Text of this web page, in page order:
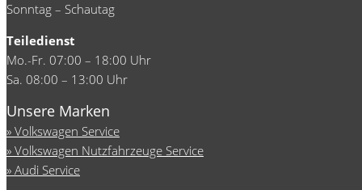
Sonntag – Schautag
Teiledienst
Mo.-Fr. 07:00 – 18:00 Uhr
Sa. 08:00 – 13:00 Uhr
Unsere Marken
Volkswagen Service
Volkswagen Nutzfahrzeuge Service
Audi Service